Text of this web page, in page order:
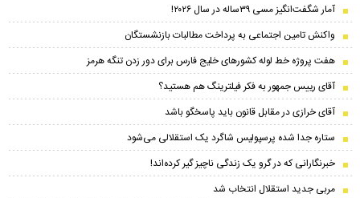
آمار شگفت‌انگیز مسی ۳۹ساله در سال ۲۰۲۶!
واکنش تامین اجتماعی به پرداخت مطالبات بازنشستگان
هفت پروژه خط لوله کشور‌های خلیج فارس برای دور زدن تنگه هرمز
آقای رییس جمهور به فکر فیلترینگ هم هستید؟
آقای خرازی در مقابل قانون باید پاسخگو باشد
ستاره جدا شده پرسپولیس شاگرد یک استقلالی می‌شود
خبرنگارانی که در گرو یک زندگی ناچیز گیر کرده‌اند!
مربی جدید استقلال انتخاب شد